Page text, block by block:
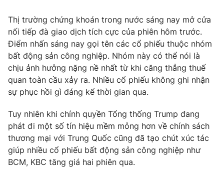
Thế giới đó đây
Câu chuyện quốc tế
Kinh tế
Tài chính
Thị trường
Góc doanh nghiệp
Dữ liệu và đời sống
Truyền hình
Phim VTV
Hậu trường
Nhân vật
Khán giả
Điện ảnh
Âm nhạc
Sao
Đời sống
Du lịch
Giáo dục
Thị trường chứng khoán trong nước sáng nay mở cửa
nối tiếp đà giao dịch tích cực của phiên hôm trước.
Điểm nhấn sáng nay gọi tên các cổ phiếu thuộc nhóm
bất động sản công nghiệp. Nhóm này có thể nói là
chịu ảnh hưởng nặng nề nhất từ khi căng thẳng thuế
quan toàn cầu xảy ra. Nhiều cổ phiếu không ghi nhận
sự phục hồi gì đáng kể thời gian qua.
Tuy nhiên khi chính quyền Tổng thống Trump đang
phát đi một số tín hiệu mềm mỏng hơn về chính sách
thương mại với Trung Quốc cũng đã tạo chút xúc tác
giúp nhiều cổ phiếu bất động sản công nghiệp như
BCM, KBC tăng giá hai phiên qua.